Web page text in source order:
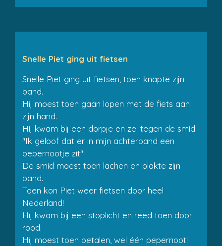
Snelle Piet ging uit fietsen
Snelle Piet ging uit fietsen, toen knapte zijn
band.
Hij moest toen gaan lopen met de fiets aan
zijn hand.
Hij kwam bij een dorpje en zei tegen de smid:
"Ik geloof dat er in mijn achterband een
pepernootje zit"
De smid moest toen lachen en plakte zijn
band.
Toen kon Piet weer fietsen door heel
Nederland!
Hij kwam bij een stoplicht en reed toen door
rood.
Hij moest toen betalen, wel één pepernoot!